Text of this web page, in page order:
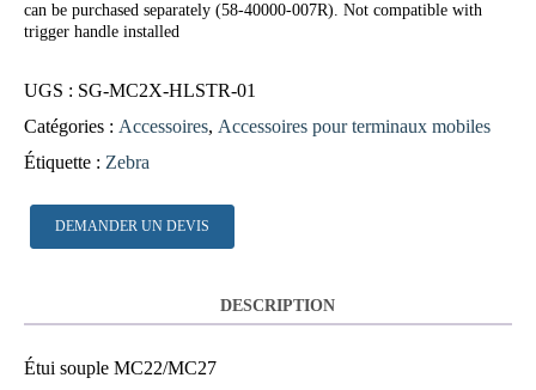
can be purchased separately (58-40000-007R). Not compatible with
trigger handle installed
UGS : SG-MC2X-HLSTR-01
Catégories : Accessoires, Accessoires pour terminaux mobiles
Étiquette : Zebra
DEMANDER UN DEVIS
DESCRIPTION
Étui souple MC22/MC27